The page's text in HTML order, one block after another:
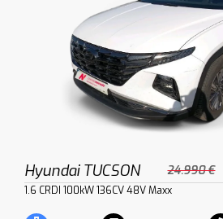
Hyundai TUCSON 24.990 €
1.6 CRDI 100kW 136CV 48V Maxx